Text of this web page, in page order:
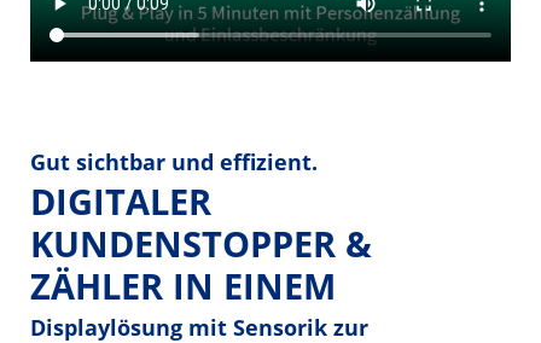
Gut sichtbar und effizient.
DIGITALER
KUNDENSTOPPER &
ZÄHLER IN EINEM
Displaylösung mit Sensorik zur